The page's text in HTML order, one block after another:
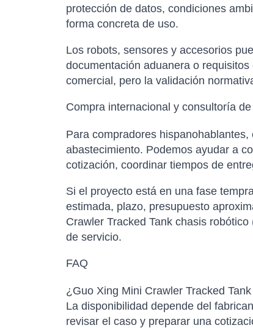
protección de datos, condiciones
forma concreta de uso.
Los robots, sensores y accesorios
documentación aduanera o
comercial, pero la validación
Compra internacional y consultoría
Para compradores
abastecimiento. Podemos ayudar a
cotización, coordinar tiempos de
Si el proyecto está en una fase
estimada, plazo, presupuesto
Crawler Tracked Tank chasis
de servicio.
FAQ
¿Guo Xing Mini Crawler Tracked
La disponibilidad depende del
revisar el caso y preparar una